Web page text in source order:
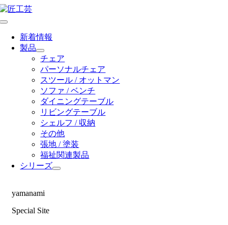
Skip
content
Toggle
Navigation新着情報
製品
チェア
パーソナルチェア
スツール / オットマン
ソファ / ベンチ
ダイニングテーブル
リビングテーブル
シェルフ / 収納
その他
張地 / 塗装
福祉関連製品
シリーズ
yamanami
Special Site